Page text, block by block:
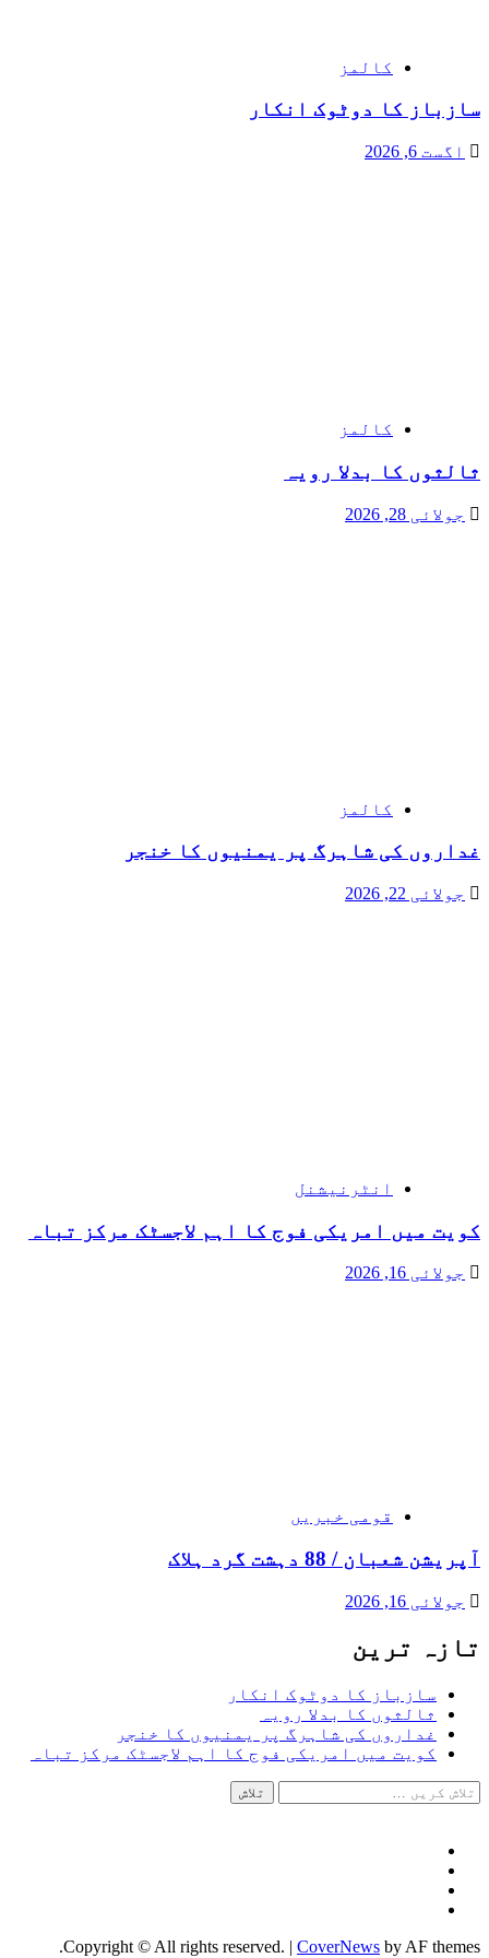
کالمز
سازباز کا دوٹوک انکار
اگست 6, 2026
کالمز
ثالثوں کا بدلا رویہ
جولائی 28, 2026
کالمز
غداروں کی شاہرگ پر یمنیوں کا خنجر
جولائی 22, 2026
انٹرنیشنل
کویت میں امریکی فوج کا اہم لاجسٹک مرکز تباہ
جولائی 16, 2026
قومی خبریں
آپریشن شعبان / 88 دہشت گرد ہلاک
جولائی 16, 2026
تازہ ترین
سازباز کا دوٹوک انکار
ثالثوں کا بدلا رویہ
غداروں کی شاہرگ پر یمنیوں کا خنجر
کویت میں امریکی فوج کا اہم لاجسٹک مرکز تباہ
تلاش
کریں
Copyright © All rights reserved. | CoverNews by AF themes.